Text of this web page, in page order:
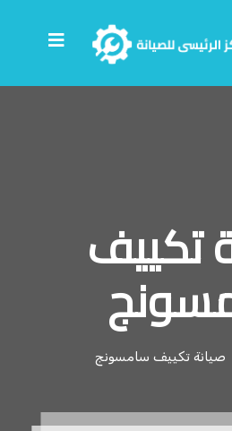
تكييف
صيانة تكييف سامسونج